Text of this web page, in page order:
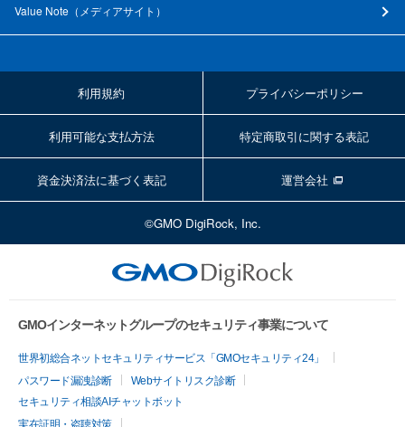
Value Note（ メディアサイト ）
利用規約 プライバシーポリシー
利用可能な支払方法 特定商取引に関する表記
資金決済法に基づく表記 運営会社
©GMO DigiRock, Inc.
GMOインターネットグループのセキュリティ事業について
世界初総合ネットセキュリティサービス「GMOセキュリティ24」
パスワード漏洩診断
Webサイトリスク診断
セキュリティ相談AIチャットボット
実在証明・盗聴対策